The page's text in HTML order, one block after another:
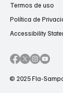
Termos de uso
Política de
Accessibility
© 2025 Fla-